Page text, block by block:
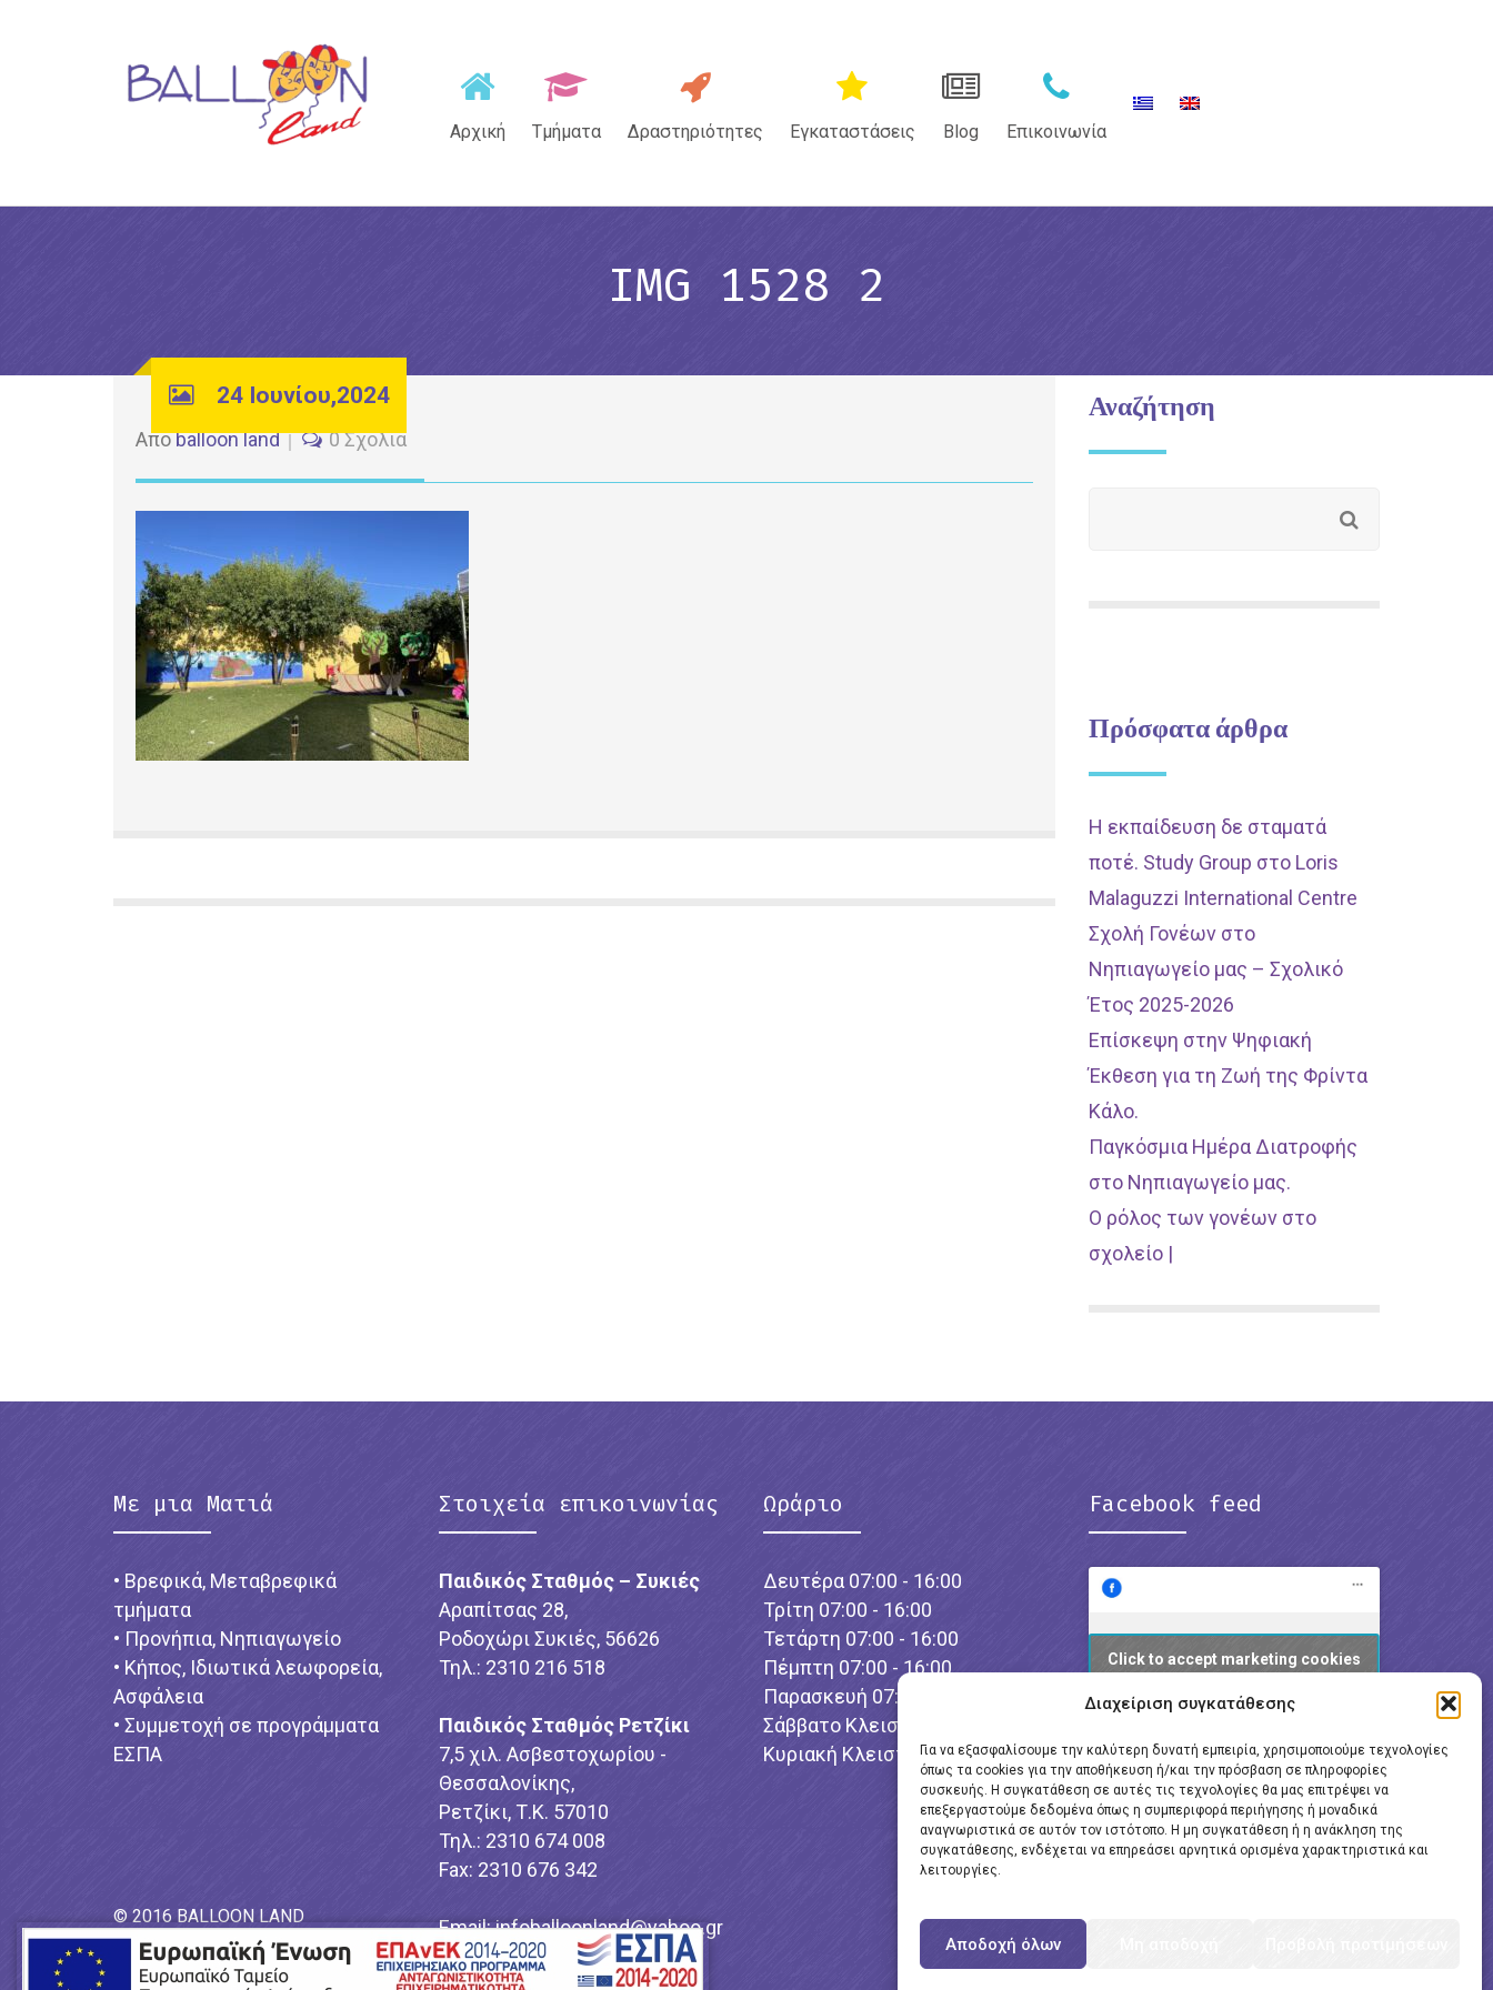
Διαχείριση συγκατάθεσης
Για να εξασφαλίσουμε την καλύτερη δυνατή εμπειρία, χρησιμοποιούμε τεχνολογίες
όπως τα cookies για την αποθήκευση ή/και την πρόσβαση σε πληροφορίες
συσκευής. Η συγκατάθεση σε αυτές τις τεχνολογίες θα μας επιτρέψει να
επεξεργαστούμε δεδομένα όπως η συμπεριφορά περιήγησης ή μοναδικά
αναγνωριστικά σε αυτόν τον ιστότοπο. Η μη συγκατάθεση ή η ανάκληση της
συγκατάθεσης, ενδέχεται να επηρεάσει αρνητικά ορισμένα χαρακτηριστικά και
λειτουργίες.
Αποδοχή όλων
Αρχική Τμήματα Δραστηριότητες Εγκαταστάσεις Blog Επικοινωνία
IMG 1528 2
24 Ιουνίου,2024
Απόballoon land 0 Σχόλια
Αναζήτηση
Πρόσφατα άρθρα
Η εκπαίδευση δε σταματά
ποτέ. Study Group στο Loris
Malaguzzi International Centre
Σχολή Γονέων στο
Νηπιαγωγείο μας – Σχολικό
Έτος 2025-2026
Επίσκεψη στην Ψηφιακή
Έκθεση για τη Ζωή της Φρίντα
Κάλο.
Παγκόσμια Ημέρα Διατροφής
στο Νηπιαγωγείο μας.
Ο ρόλος των γονέων στο
σχολείο |
Με μια Ματιά
• Βρεφικά, Μεταβρεφικά
τμήματα
• Προνήπια, Νηπιαγωγείο
• Κήπος, Ιδιωτικά λεωφορεία,
Ασφάλεια
• Συμμετοχή σε προγράμματα
ΕΣΠΑ
© 2016 BALLOON LAND
Power by
Στοιχεία επικοινωνίας
Παιδικός Σταθμός – Συκιές
Αραπίτσας 28,
Ροδοχώρι Συκιές, 56626
Τηλ.: 2310 216 518
Παιδικός Σταθμός Ρετζίκι
7,5 χιλ. Ασβεστοχωρίου -
Θεσσαλονίκης,
Ρετζίκι, Τ.Κ. 57010
Τηλ.: 2310 674 008
Fax: 2310 676 342
Email:infoballoonland@yahoo.gr
Ωράριο
Δευτέρα 07:00 - 16:00
Τρίτη 07:00 - 16:00
Τετάρτη 07:00 - 16:00
Πέμπτη 07:00 - 16:00
Παρασκευή 07:00 - 16:00
Σάββατο Κλειστό
Κυριακή Κλειστό
Facebook feed
Click to accept marketing cookies